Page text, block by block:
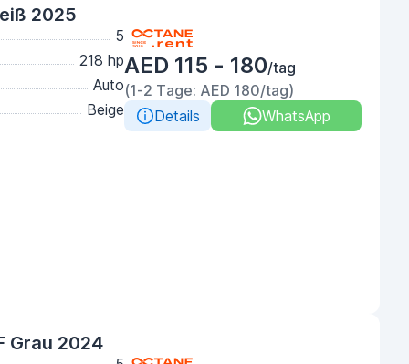
2025
5
218 hp
Auto
Beige
AED 115 - 180/tag
(1-2 Tage: AED 180/tag)
Details
WhatsApp
Grau 2024